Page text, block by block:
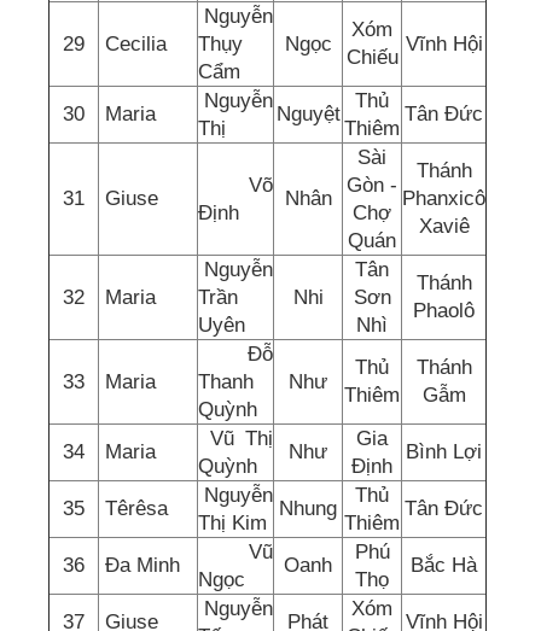
29 Cecilia
Nguyễn
Thụy
Cẩm
Ngọc
Xóm
Chiếu
Vĩnh Hội
30 Maria
Nguyễn
Thị
Nguyệt
Thủ
Thiêm
Tân Đức
31 Giuse
Võ
Định
Nhân
Sài
Gòn -
Chợ
Quán
Thánh
Phanxicô
Xaviê
32 Maria
Nguyễn
Trần
Uyên
Nhi
Tân
Sơn
Nhì
Thánh
Phaolô
33 Maria
Đỗ
Thanh
Quỳnh
Như
Thủ
Thiêm
Thánh
Gẫm
34 Maria
Vũ Thị
Quỳnh
Như
Gia
Định
Bình Lợi
35 Têrêsa
Nguyễn
Thị Kim
Nhung
Thủ
Thiêm
Tân Đức
36 Đa Minh
Vũ
Ngọc
Oanh
Phú
Thọ
Bắc Hà
37 Giuse
Nguyễn
Phát
Xóm
Vĩnh Hội